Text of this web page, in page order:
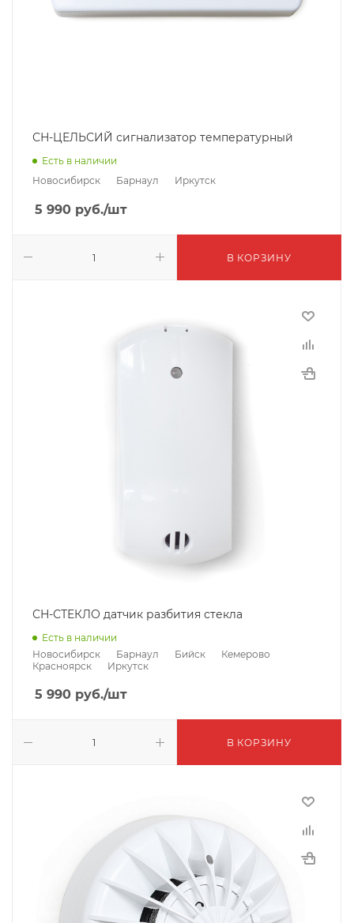
СН-ЦЕЛЬСИЙ сигнализатор температурный
Есть в наличии
Новосибирск
Барнаул Иркутск
5 990 руб./шт
В КОРЗИНУ
СН-СТЕКЛО датчик разбития стекла
Есть в наличии
Новосибирск
Барнаул Бийск
Кемерово
Красноярск
Иркутск
5 990 руб./шт
В КОРЗИНУ